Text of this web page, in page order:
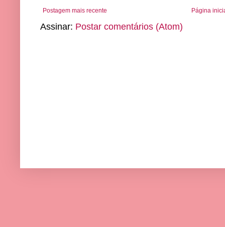
Postagem mais recente Página
Assinar: Postar comentários (Atom)